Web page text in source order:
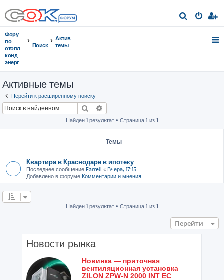
о
Форумы
по
отоплению,
кондиционированию,
энергосбережению
Поиск
Активные
темы
Активные темы
Перейти к расширенному поиску
Поиск
Найден 1 результат • Страница 1 из 1
Темы
Квартира в Краснодаре в ипотеку
Последнее сообщение Farrell « Вчера, 17:15
Добавлено в форуме Комментарии и мнения
Найден 1 результат • Страница 1 из 1
Перейти
Новости рынка
Новинка — приточная
вентиляционная установка
ZILON ZPW-N 2000 INT EC